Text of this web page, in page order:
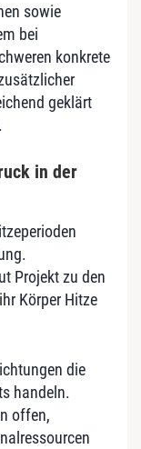
sowie
bei
konkrete
geklärt
in der
Projekt zu den
Körper Hitze
die
handeln.
offen,